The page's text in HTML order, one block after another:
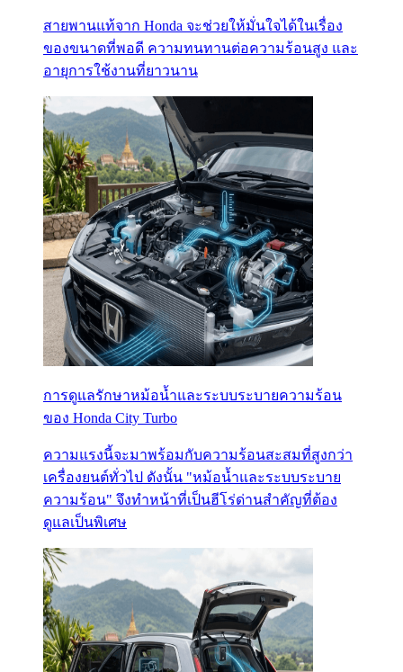
สายพานแท้จาก Honda จะช่วยให้มั่นใจได้ในเรื่อง
ของขนาดที่พอดี ความทนทานต่อความร้อนสูง และ
อายุการใช้งานที่ยาวนาน
การดูแลรักษาหม้อน้ำและระบบระบายความร้อน
ของ Honda City Turbo
ความแรงนี้จะมาพร้อมกับความร้อนสะสมที่สูงกว่า
เครื่องยนต์ทั่วไป ดังนั้น "หม้อน้ำและระบบระบาย
ความร้อน" จึงทำหน้าที่เป็นฮีโร่ด่านสำคัญที่ต้อง
ดูแลเป็นพิเศษ